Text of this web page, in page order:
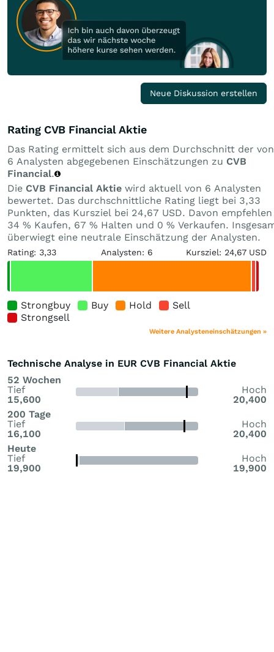
Neue Diskussion erstellen
Rating CVB Financial Aktie
Das Rating ermittelt sich aus dem Durchschnitt der von
6 Analysten abgegebenen Einschätzungen zu CVB
Financial.
Die CVB Financial Aktie wird aktuell von 6 Analysten
bewertet. Das durchschnittliche Rating liegt bei 3,33
Punkten, das Kursziel bei 24,67 USD. Davon empfehlen
34 % Kaufen, 67 % Halten und 0 % Verkaufen.
überwiegt eine neutrale Einschätzung der Analysten.
Rating: 3,33 Analysten: 6 Kursziel: 24,67 USD
Strongbuy Buy Hold
Sell
Strongsell
Weitere Analysteneinschätzungen »
Technische Analyse in EUR CVB Financial Aktie
52 Wochen
Tief
15,600
Hoch
20,400
200 Tage
Tief
16,100
Hoch
20,400
Heute
Tief
19,900
Hoch
19,900